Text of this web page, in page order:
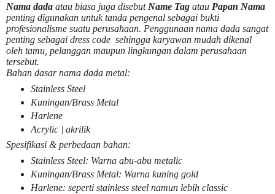
Nama dada atau biasa juga disebut Name Tag atau Papan Nama
penting digunakan untuk tanda pengenal sebagai bukti
profesionalisme suatu perusahaan. Penggunaan nama dada sangat
penting sebagai dress code sehingga karyawan mudah dikenal
oleh tamu, pelanggan maupun lingkungan dalam perusahaan
tersebut.
Bahan dasar nama dada metal:
Stainless Steel
Kuningan/Brass Metal
Harlene
Acrylic | akrilik
Spesifikasi & perbedaan bahan:
Stainless Steel: Warna abu-abu metalic
Kuningan/Brass Metal: Warna kuning gold
Harlene: seperti stainless steel namun lebih classic